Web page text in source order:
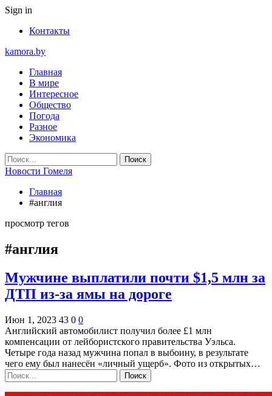
Sign in
Контакты
kamora.by
Главная
В мире
Интересное
Общество
Погода
Разное
Экономика
Новости Гомеля
Главная
#англия
просмотр тегов
#англия
Мужчине выплатили почти $1,5 млн за
ДТП из-за ямы на дороге
Июн 1, 2023 43 0 0
Английский автомобилист получил более £1 млн
компенсации от лейбористского правительства Уэльса.
Четыре года назад мужчина попал в выбоину, в результате
чего ему был нанесён «личный ущерб». Фото из открытых…